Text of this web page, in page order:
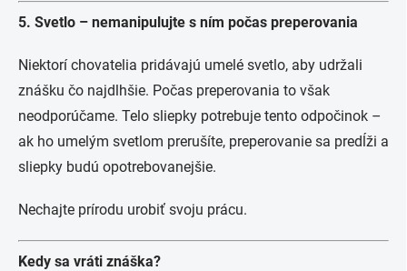
5. Svetlo – nemanipulujte s ním počas preperovania
Niektorí chovatelia pridávajú umelé svetlo, aby udržali
znášku čo najdlhšie. Počas preperovania to však
neodporúčame. Telo sliepky potrebuje tento odpočinok –
ak ho umelým svetlom prerušíte, preperovanie sa predĺži a
sliepky budú opotrebovanejšie.
Nechajte prírodu urobiť svoju prácu.
Kedy sa vráti znáška?